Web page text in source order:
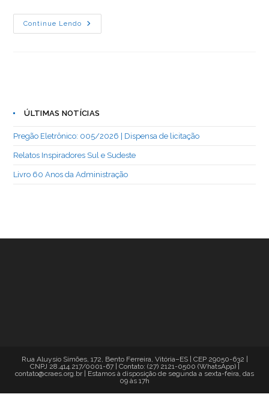
Continue Lendo
COMUNICADO
|
ÚLTIMAS NOTÍCIAS
Pregão Eletrônico: 005/2026 | Dispensa de licitação
Relatos Inspiradores Sul e Sudeste
Livro 60 Anos da Administração
Rua Aluysio Simões, 172, Bento Ferreira, Vitória–ES | CEP 29050-632 |
CNPJ 28.414.217/0001-67 | Contato: (27) 2121-0500 (WhatsApp) |
contato@craes.org.br | Estamos à disposição de segunda a sexta-feira, das
09 às 17h